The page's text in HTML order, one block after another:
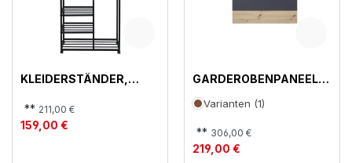
KLEIDERSTÄNDER,
** 211,00 €
159,00 €
GARDEROBENPANEEL,
Varianten (1)
** 306,00 €
219,00 €